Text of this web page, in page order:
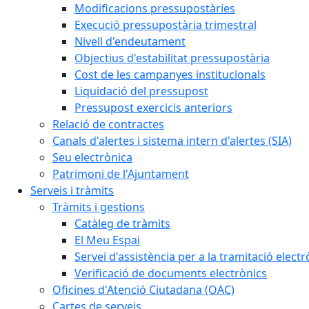
Modificacions pressupostàries
Execució pressupostària trimestral
Nivell d'endeutament
Objectius d'estabilitat pressupostària
Cost de les campanyes institucionals
Liquidació del pressupost
Pressupost exercicis anteriors
Relació de contractes
Canals d'alertes i sistema intern d'alertes (SIA)
Seu electrònica
Patrimoni de l'Ajuntament
Serveis i tràmits
Tràmits i gestions
Catàleg de tràmits
El Meu Espai
Servei d'assistència per a la tramitació
Verificació de documents electrònics
Oficines d'Atenció Ciutadana (OAC)